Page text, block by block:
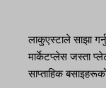
लाकुएस्टाले साझा
मार्केटप्लेस जस्ता
साप्ताहिक